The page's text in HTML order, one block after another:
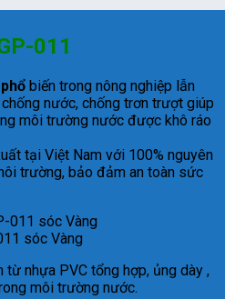
011
biến trong nông nghiệp lẫn
nước, chống trơn trượt giúp
môi trường nước được khô ráo
tại Việt Nam với 100% nguyên
trường, bảo đảm an toàn sức
sóc Vàng
từ nhựa PVC tổng hợp, ủng dày ,
môi trường nước.